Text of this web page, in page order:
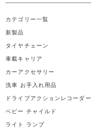
カテゴリー一覧
新製品
タイヤチェーン
車載キャリア
カーアクセサリー
洗車 お手入れ用品
ドライブアクションレコーダー
ベビー チャイルド
ライト ランプ